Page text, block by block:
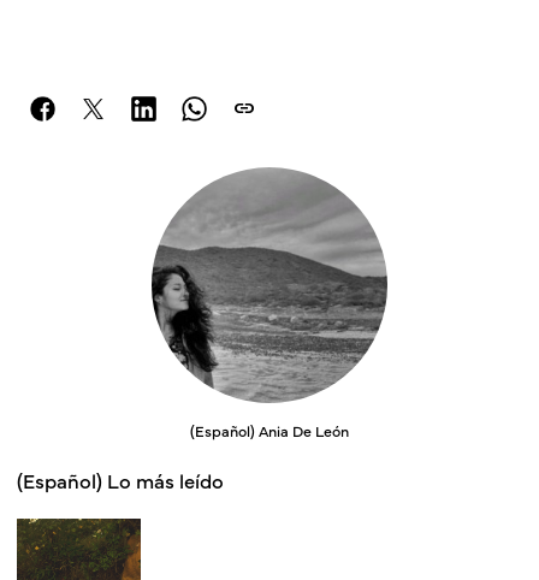
link
(Español) Ania De León
(Español) Lo más leído